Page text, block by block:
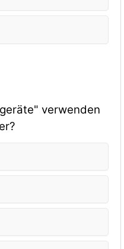
verwenden